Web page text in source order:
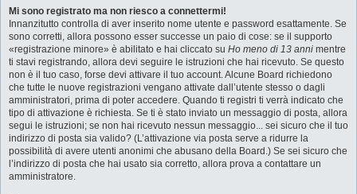
Mi sono registrato ma non riesco a connettermi!
Innanzitutto controlla di aver inserito nome utente e password esattamente. Se
sono corretti, allora possono esser successe un paio di cose: se il supporto
«registrazione minore» è abilitato e hai cliccato su Ho meno di 13 anni mentre
ti stavi registrando, allora devi seguire le istruzioni che hai ricevuto. Se questo
non è il tuo caso, forse devi attivare il tuo account. Alcune Board richiedono
che tutte le nuove registrazioni vengano attivate dall’utente stesso o dagli
amministratori, prima di poter accedere. Quando ti registri ti verrà indicato che
tipo di attivazione è richiesta. Se ti è stato inviato un messaggio di posta, allora
segui le istruzioni; se non hai ricevuto nessun messaggio... sei sicuro che il tuo
indirizzo di posta sia valido? (L’attivazione via posta serve a ridurre la
possibilità di avere utenti anonimi che abusano della Board.) Se sei sicuro che
l’indirizzo di posta che hai usato sia corretto, allora prova a contattare un
amministratore.